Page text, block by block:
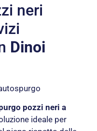
neri
Dinoi
pozzi neri a
ideale per